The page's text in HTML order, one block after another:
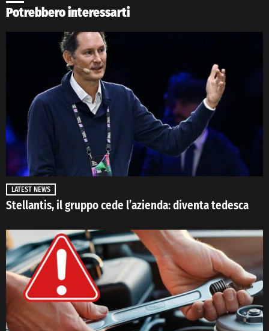
Potrebbero interessarti
LATEST NEWS
Stellantis, il gruppo cede l’azienda: diventa tedesca